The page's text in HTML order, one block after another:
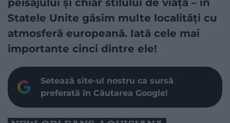
Statele Unite găsim multe localități cu
atmosferă europeană. Iată cele mai
importante cinci dintre ele!
Setează site-ul nostru ca sursă
preferată în Căutarea Google!